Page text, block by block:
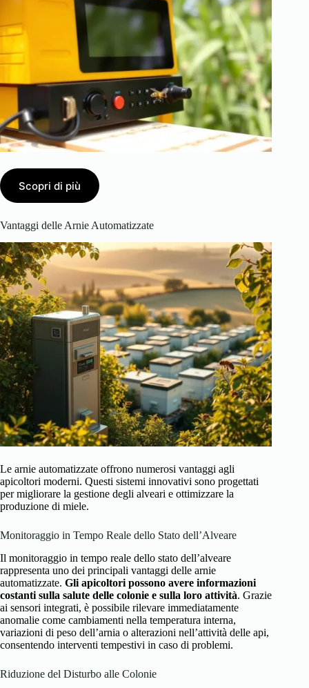
Scopri di più
Vantaggi delle Arnie Automatizzate
Le arnie automatizzate offrono numerosi vantaggi agli
apicoltori moderni. Questi sistemi innovativi sono progettati
per migliorare la gestione degli alveari e ottimizzare la
produzione di miele.
Monitoraggio in Tempo Reale dello Stato dell’Alveare
Il monitoraggio in tempo reale dello stato dell’alveare
rappresenta uno dei principali vantaggi delle arnie
automatizzate. Gli apicoltori possono avere informazioni
costanti sulla salute delle colonie e sulla loro attività. Grazie
ai sensori integrati, è possibile rilevare immediatamente
anomalie come cambiamenti nella temperatura interna,
variazioni di peso dell’arnia o alterazioni nell’attività delle api,
consentendo interventi tempestivi in caso di problemi.
Riduzione del Disturbo alle Colonie